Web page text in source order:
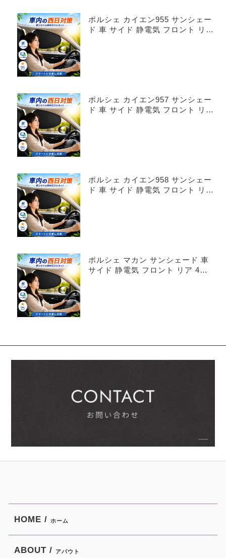
ポルシェ カイエン955 サンシェー
ド 車 サイド 静電気 フロント リア
ポルシェ カイエン957 サンシェー
ド 車 サイド 静電気 フロント リア
ポルシェ カイエン958 サンシェー
ド 車 サイド 静電気 フロント リア
ポルシェ マカン サンシェード 車
サイド 静電気 フロント リア 4枚
HOME / ホーム
ABOUT / アバウト